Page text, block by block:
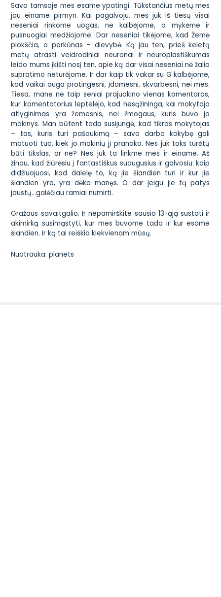
Savo tamsoje mes esame ypatingi. Tūkstančius metų mes
jau einame pirmyn. Kai pagalvoju, mes juk iš tiesų visai
neseniai rinkome uogas, ne kalbėjome, o mykėme ir
pusnuogiai medžiojome. Dar neseniai tikėjome, kad Žemė
plokščia, o perkūnas – dievybė. Ką jau ten, prieš keletą
metų atrasti veidrodiniai neuronai ir neuroplastiškumas
leido mums įkišti nosį ten, apie ką dar visai neseniai nė žalio
supratimo neturėjome. Ir dar kaip tik vakar su G kalbėjome,
kad vaikai auga protingesni, įdomesni, skvarbesni, nei mes.
Tiesa, mane ne taip seniai prajuokino vienas komentaras,
kur komentatorius leptelėjo, kad nesąžininga, kai mokytojo
atlyginimas yra žemesnis, nei žmogaus, kuris buvo jo
mokinys. Man būtent tada susijungė, kad tikras mokytojas
– tas, kuris turi pašaukimą – savo darbo kokybę gali
matuoti tuo, kiek jo mokinių jį pranoko. Nes juk toks turėtų
būti tikslas, ar ne? Nes juk ta linkme mes ir einame. Aš
žinau, kad žiūrėsiu į fantastiškus suaugusius ir galvosiu: kaip
didžiuojuosi, kad dalelę to, ką jie šiandien turi ir kur jie
šiandien yra, yra dėka manęs. O dar jeigu jie tą patys
jaustų…galėčiau ramiai numirti.
Gražaus savaitgalio. Ir nepamirškite sausio 13-ąją sustoti ir
akimirką susimąstyti, kur mes buvome tada ir kur esame
šiandien. Ir ką tai reiškia kiekvienam mūsų.
Nuotrauka:planets